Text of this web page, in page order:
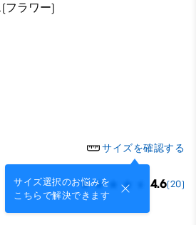
フラワー)
サイズを確認する
サイズ選択のお悩みを
こちらで解決できます
4.6(20)